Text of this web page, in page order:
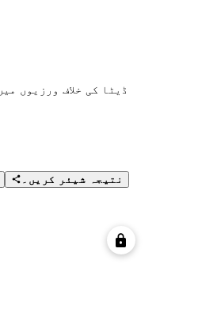
ڈیٹا کی خلاف ورزیوں
نتیجہ شیئر کریں۔